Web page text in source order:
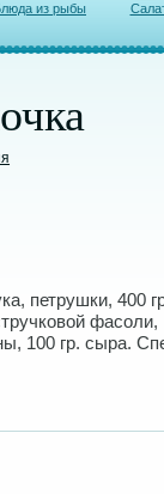
из рыбы
петрушки, 400
фасоли,
100 гр. сыра.